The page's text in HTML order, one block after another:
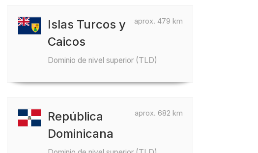
aprox. 479 km
Islas Turcos y
Caicos
Dominio de nivel superior (TLD)
aprox. 682 km
República
Dominicana